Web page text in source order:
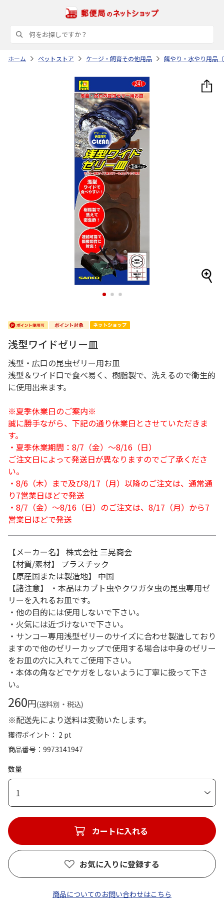
ホーム ペットストア ケージ・飼育その他用品 餌やり・水やり用品
1 2 3
浅型ワイドゼリー皿
浅型・広口の昆虫ゼリー用お皿
浅型＆ワイド口で食べ易く、樹脂製で、洗えるので衛生的
に使用出来ます。
※夏季休業日のご案内※
誠に勝手ながら、下記の通り休業日とさせていただきま
す。
・夏季休業期間：8/7（金）～8/16（日）
ご注文日によって発送日が異なりますのでご了承くださ
い。
・8/6（木）まで及び8/17（月）以降のご注文は、通常通
り7営業日ほどで発送
・8/7（金）～8/16（日）のご注文は、8/17（月）から7
営業日ほどで発送
【メーカー名】 株式会社 三晃商会
【材質/素材】 プラスチック
【原産国または製造地】 中国
【諸注意】 ・本品はカブト虫やクワガタ虫の昆虫専用ゼ
リーを入れるお皿です。
・他の目的には使用しないで下さい。
・火気には近づけないで下さい。
・サンコー専用浅型ゼリーのサイズに合わせ製造しており
ますので他のゼリーカップで使用する場合は中身のゼリー
をお皿の穴に入れてご使用下さい。
・本体の角などでケガをしないように丁寧に扱って下さ
い。
260円(送料別・税込)
※配送先により送料は変動いたします。
獲得ポイント： 2 pt
商品番号
9973141947
数量
1
カートに入れる
お気に入りに登録する
商品についてのお問い合わせはこちら